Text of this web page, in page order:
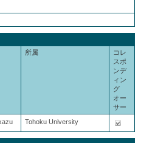
所属
コレ
スポ
ンデ
ィン
グ
オー
サー
Tohoku University